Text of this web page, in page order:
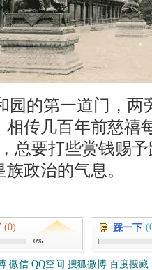
园的第一道门，两
传几百年前慈禧
总要打些赏钱赐
政治的气息。
(0)
0%
踩一下
微信 QQ空间 搜狐微博 百度搜藏